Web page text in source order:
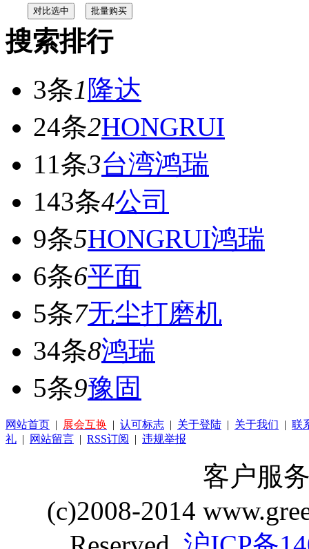
搜索排行
3条1 隆达
24条2HONGRUI
11条3台湾鸿瑞
143条4公司
9条5HONGRUI鸿瑞
6条6平面
5条7无尘打磨机
34条8鸿瑞
5条9豫固
网站首页 | 展会互换 | 认可标志 | 关于登陆 | 关于我们 | 联
礼 | 网站留言 | RSS订阅 | 违规举报
客户服
(c)2008-2014